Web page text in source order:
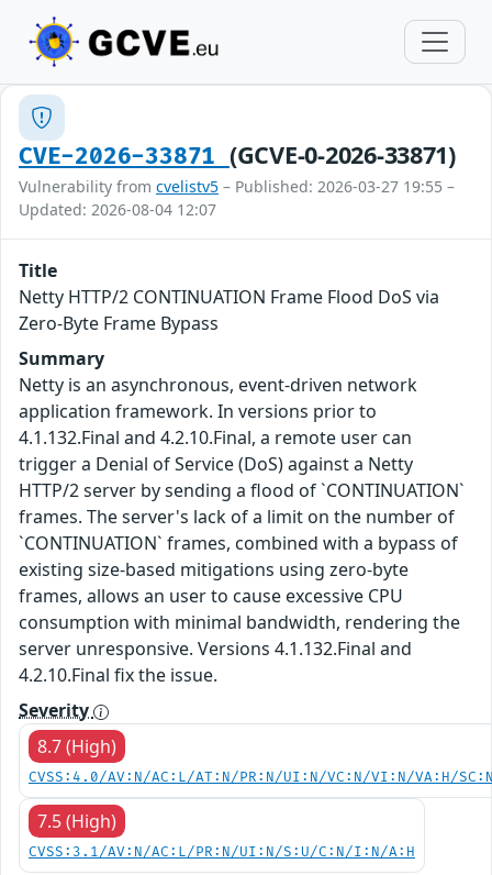
CVE-2026-33871 (GCVE-0-2026-33871)
Vulnerability from cvelistv5 – Published: 2026-03-27 19:55 –
Updated: 2026-08-04 12:07
Title
Netty HTTP/2 CONTINUATION Frame Flood DoS via
Zero-Byte Frame Bypass
Summary
Netty is an asynchronous, event-driven network
application framework. In versions prior to
4.1.132.Final and 4.2.10.Final, a remote user can
trigger a Denial of Service (DoS) against a Netty
HTTP/2 server by sending a flood of `CONTINUATION`
frames. The server's lack of a limit on the number of
`CONTINUATION` frames, combined with a bypass of
existing size-based mitigations using zero-byte
frames, allows an user to cause excessive CPU
consumption with minimal bandwidth, rendering the
server unresponsive. Versions 4.1.132.Final and
4.2.10.Final fix the issue.
Severity
8.7 (High)
CVSS:4.0/AV:N/AC:L/AT:N/PR:N/UI:N/VC:N/VI:N/VA:H/
7.5 (High)
CVSS:3.1/AV:N/AC:L/PR:N/UI:N/S:U/C:N/I:N/A:H